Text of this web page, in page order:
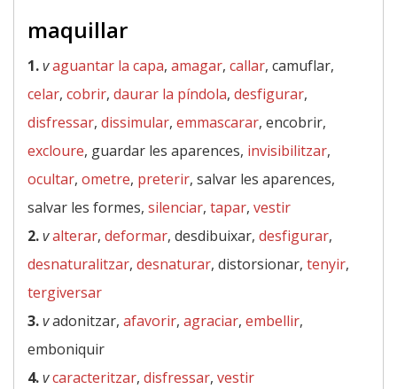
maquillar
1.vaguantar la capa, amagar, callar, camuflar,
celar, cobrir, daurar la píndola, desfigurar,
disfressar, dissimular, emmascarar, encobrir,
excloure, guardar les aparences, invisibilitzar,
ocultar, ometre, preterir, salvar les aparences,
salvar les formes, silenciar, tapar, vestir
2.valterar, deformar, desdibuixar, desfigurar,
desnaturalitzar, desnaturar, distorsionar, tenyir,
tergiversar
3.vadonitzar, afavorir, agraciar, embellir,
emboniquir
4.vcaracteritzar, disfressar, vestir